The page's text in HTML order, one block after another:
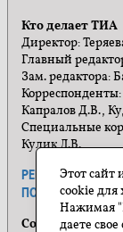
Кто делает ТИА
Директор:
Главный
Зам. редактора:
Корреспонденты:
Капралов Д.В.,
Специальные
Кулик Л.В.
РЕКЛАМА
ПОЛИТИКА
Социальные
Этот сайт
cookie
Нажимая
даете